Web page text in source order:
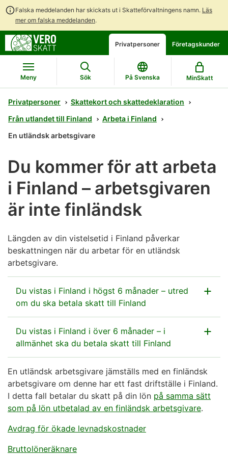
Falska meddelanden har skickats ut i Skatteförvaltningens namn. Läs
mer om falska meddelanden.
Gå
direkt
till
innehållet
Gå
till
hela
webbplatsens
sökning
Öppna
en
chattbot-
diskussion
Privatpersoner Företagskunder
Meny Sök På Svenska MinSkatt
Privatpersoner
Skattekort och skattedeklaration
Från utlandet till Finland
Arbeta i Finland
En utländsk arbetsgivare
Du kommer för att arbeta
i Finland – arbetsgivaren
är inte finländsk
Längden av din vistelsetid i Finland påverkar
beskattningen när du arbetar för en utländsk
arbetsgivare.
Du vistas i Finland i högst 6 månader – utred
om du ska betala skatt till Finland
När du vistas i Finland utan avbrott i högst 6 månader
är du begränsat skattskyldig. Om du har en utländsk
arbetsgivare behöver du i regel inte betala skatter till
Finland
för lön som du får av den utländska arbetsgivaren
för andra inkomster som du får från utlandet.
Om du inte har ett A1-intyg från din hemviststat ska
till Finland om din inkomst är minst 800,02 euro i
Du vistas i Finland i över 6 månader – i
allmänhet ska du betala skatt till Finland
När du vistas tillfälligt i Finland i över 6 månader är
du allmänt skattskyldig. Det innebär att du i allmänhet
ska betala skatt till Finland för alla dina inkomster. Ett
skatteavtal mellan din hemviststat och Finland kan
du inte har förvärvat i Finland.
Även om du tillfälligt skulle lämna Finland exempelvis
En utländsk arbetsgivare jämställs med en finländsk
arbetsgivare om denne har ett fast driftställe i Finland.
I detta fall betalar du skatt på din lön på samma sätt
som på lön utbetalad av en finländsk arbetsgivare.
Avdrag för ökade levnadskostnader
Bruttolöneräknare